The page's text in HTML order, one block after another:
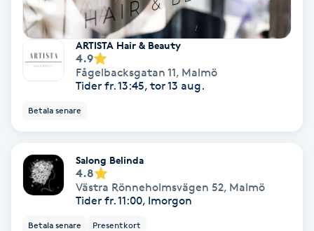
Manikyr & Pedikyr
Massage
Medial vägledning
Meditation
ARTISTA Hair & Beauty
4.9
Fågelbacksgatan 11, Malmö
Tider fr. 13:45, tor 13 aug.
Betala senare
Salong Belinda
4.8
Västra Rönneholmsvägen 52, Malmö
Tider fr. 11:00, Imorgon
Betala senare Presentkort